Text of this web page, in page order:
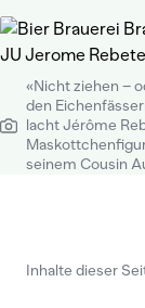
«Nicht ziehen –
den
lacht Jérôme
seinem Cousin
Inhalte dieser